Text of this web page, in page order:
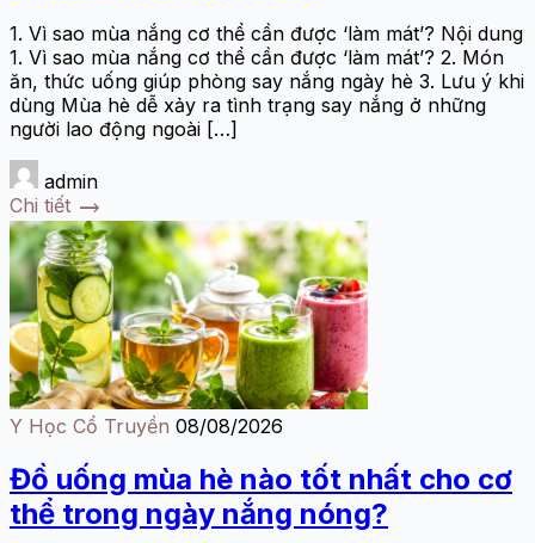
1. Vì sao mùa nắng cơ thể cần được ‘làm mát’? Nội dung
1. Vì sao mùa nắng cơ thể cần được ‘làm mát’? 2. Món
ăn, thức uống giúp phòng say nắng ngày hè 3. Lưu ý khi
dùng Mùa hè dễ xảy ra tình trạng say nắng ở những
người lao động ngoài […]
admin
Chi tiết trending_flat
Y Học Cổ Truyền 08/08/2026
Đồ uống mùa hè nào tốt nhất cho cơ
thể trong ngày nắng nóng?